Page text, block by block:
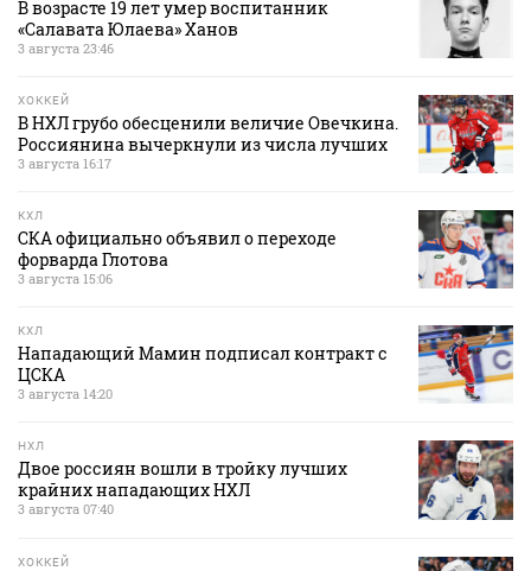
В возрасте 19 лет умер воспитанник
«Салавата Юлаева» Ханов
3 августа 23:46
ХОККЕЙ
В НХЛ грубо обесценили величие Овечкина.
Россиянина вычеркнули из числа лучших
3 августа 16:17
КХЛ
СКА официально объявил о переходе
форварда Глотова
3 августа 15:06
КХЛ
Нападающий Мамин подписал контракт с
ЦСКА
3 августа 14:20
НХЛ
Двое россиян вошли в тройку лучших
крайних нападающих НХЛ
3 августа 07:40
ХОККЕЙ